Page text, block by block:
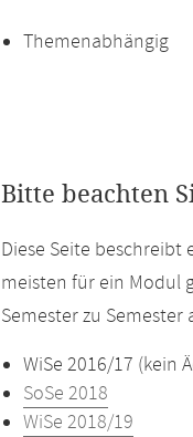
Themenabhängig
Bitte beachten
Diese Seite
meisten für ein Modul
Semester zu
WiSe 2016/17 (kein
SoSe 2018
WiSe 2018/19